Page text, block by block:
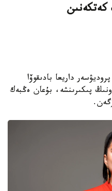
كەتكەنىن
داريعا بادىقوۆا
ونىڭ پىكىرىنشە، بۇعان ەڭبەك